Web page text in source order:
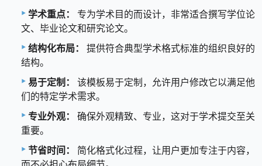
学术重点：
专为学术目的而设计，非常适合撰写学位论
文、毕业论文和研究论文。
结构化布局：
提供符合典型学术格式标准的组织良好的
结构。
易于定制：
该模板易于定制，允许用户修改它以满足他
们的特定学术需求。
专业外观：
确保外观精致、专业，这对于学术提交至关
重要。
节省时间：
简化格式化过程，让用户更加专注于内容，